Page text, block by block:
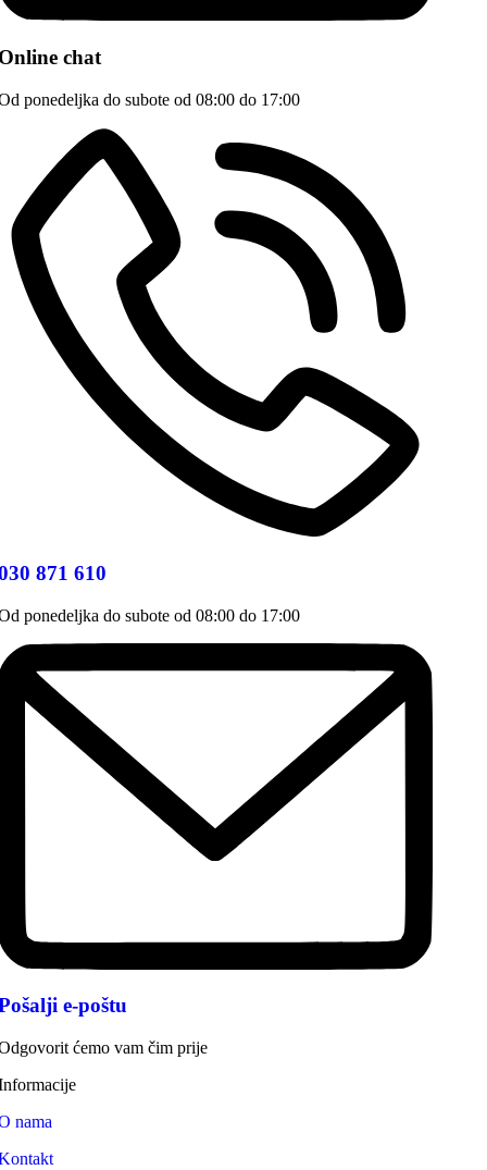
chat
ponedeljka do subote od 08:00 do 17:00
871 610
ponedeljka do subote od 08:00 do 17:00
e-poštu
ćemo vam čim prije
nama